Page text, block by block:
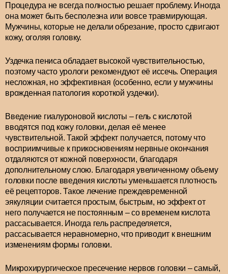
Процедура не всегда полностью решает проблему. Иногда
она может быть бесполезна или вовсе травмирующая.
Мужчины, которые не делали обрезание, просто сдвигают
кожу, оголяя головку.
Уздечка пениса обладает высокой чувствительностью,
поэтому часто урологи рекомендуют её иссечь. Операция
несложная, но эффективная (особенно, если у мужчины
врожденная патология короткой уздечки).
Введение гиалуроновой кислоты – гель с кислотой
вводятся под кожу головки, делая её менее
чувствительной. Такой эффект получается, потому что
восприимчивые к прикосновениям нервные окончания
отдаляются от кожной поверхности, благодаря
дополнительному слою. Благодаря увеличенному объему
головки после введения кислоты уменьшается плотность
её рецепторов. Такое лечение преждевременной
эякуляции считается простым, быстрым, но эффект от
него получается не постоянным – со временем кислота
рассасывается. Иногда гель распределяется,
рассасывается неравномерно, что приводит к внешним
изменениям формы головки.
Микрохирургическое пресечение нервов головки – самый,